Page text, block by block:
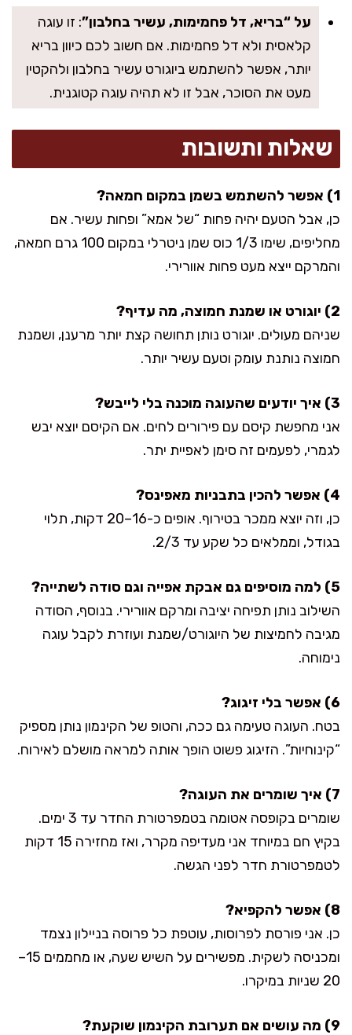
על “בריא, דל פחמימות, עשיר בחלבון”: זו עוגה
קלאסית ולא דל פחמימות. אם חשוב לכם כיוון בריא
יותר, אפשר להשתמש ביוגורט עשיר בחלבון ולהקטין
מעט את הסוכר, אבל זו לא תהיה עוגה קטוגנית.
שאלות ותשובות
1) אפשר להשתמש בשמן במקום חמאה?
כן, אבל הטעם יהיה פחות “של אמא” ופחות עשיר. אם
מחליפים, שימו 1/3 כוס שמן ניטרלי במקום 100 גרם חמאה,
והמרקם ייצא מעט פחות אוורירי.
2) יוגורט או שמנת חמוצה, מה עדיף?
שניהם מעולים. יוגורט נותן תחושה קצת יותר מרענן, ושמנת
חמוצה נותנת עומק וטעם עשיר יותר.
3) איך יודעים שהעוגה מוכנה בלי לייבש?
אני מחפשת קיסם עם פירורים לחים. אם הקיסם יוצא יבש
לגמרי, לפעמים זה סימן לאפיית יתר.
4) אפשר להכין בתבניות מאפינס?
כן, וזה יוצא ממכר בטירוף. אופים כ-16–20 דקות, תלוי
בגודל, וממלאים כל שקע עד 2/3.
5) למה מוסיפים גם אבקת אפייה וגם סודה לשתייה?
השילוב נותן תפיחה יציבה ומרקם אוורירי. בנוסף, הסודה
מגיבה לחמיצות של היוגורט/שמנת ועוזרת לקבל עוגה
נימוחה.
6) אפשר בלי זיגוג?
בטח. העוגה טעימה גם ככה, והטופ של הקינמון נותן מספיק
“קינוחיות”. הזיגוג פשוט הופך אותה למראה מושלם לאירוח.
7) איך שומרים את העוגה?
שומרים בקופסה אטומה בטמפרטורת החדר עד 3 ימים.
בקיץ חם במיוחד אני מעדיפה מקרר, ואז מחזירה 15 דקות
לטמפרטורת חדר לפני הגשה.
8) אפשר להקפיא?
כן. אני פורסת לפרוסות, עוטפת כל פרוסה בניילון נצמד
ומכניסה לשקית. מפשירים על השיש שעה, או מחממים 15–
20 שניות במיקרו.
9) מה עושים אם תערובת הקינמון שוקעת?